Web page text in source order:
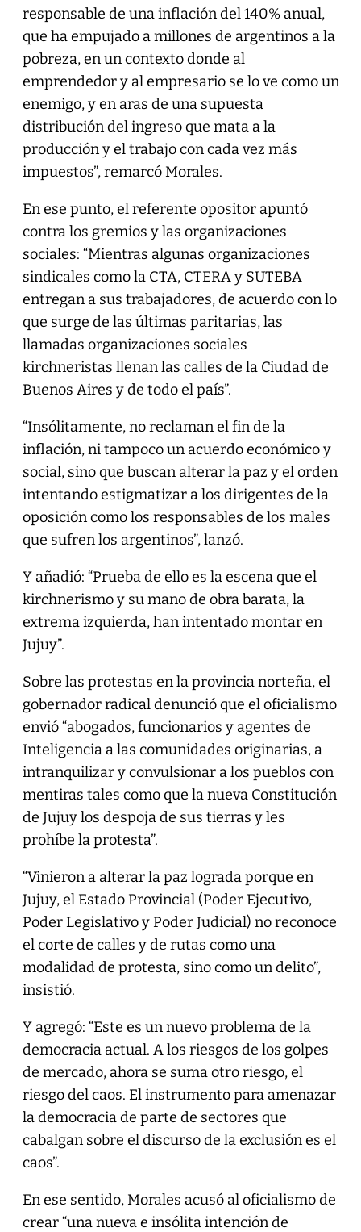
responsable de una inflación del 140% anual,
que ha empujado a millones de argentinos a la
pobreza, en un contexto donde al
emprendedor y al empresario se lo ve como un
enemigo, y en aras de una supuesta
distribución del ingreso que mata a la
producción y el trabajo con cada vez más
impuestos”, remarcó Morales.
En ese punto, el referente opositor apuntó
contra los gremios y las organizaciones
sociales: “Mientras algunas organizaciones
sindicales como la CTA, CTERA y SUTEBA
entregan a sus trabajadores, de acuerdo con lo
que surge de las últimas paritarias, las
llamadas organizaciones sociales
kirchneristas llenan las calles de la Ciudad de
Buenos Aires y de todo el país”.
“Insólitamente, no reclaman el fin de la
inflación, ni tampoco un acuerdo económico y
social, sino que buscan alterar la paz y el orden
intentando estigmatizar a los dirigentes de la
oposición como los responsables de los males
que sufren los argentinos”, lanzó.
Y añadió: “Prueba de ello es la escena que el
kirchnerismo y su mano de obra barata, la
extrema izquierda, han intentado montar en
Jujuy”.
Sobre las protestas en la provincia norteña, el
gobernador radical denunció que el oficialismo
envió “abogados, funcionarios y agentes de
Inteligencia a las comunidades originarias, a
intranquilizar y convulsionar a los pueblos con
mentiras tales como que la nueva Constitución
de Jujuy los despoja de sus tierras y les
prohíbe la protesta”.
“Vinieron a alterar la paz lograda porque en
Jujuy, el Estado Provincial (Poder Ejecutivo,
Poder Legislativo y Poder Judicial) no reconoce
el corte de calles y de rutas como una
modalidad de protesta, sino como un delito”,
insistió.
Y agregó: “Este es un nuevo problema de la
democracia actual. A los riesgos de los golpes
de mercado, ahora se suma otro riesgo, el
riesgo del caos. El instrumento para amenazar
la democracia de parte de sectores que
cabalgan sobre el discurso de la exclusión es el
caos”.
En ese sentido, Morales acusó al oficialismo de
crear “una nueva e insólita intención de